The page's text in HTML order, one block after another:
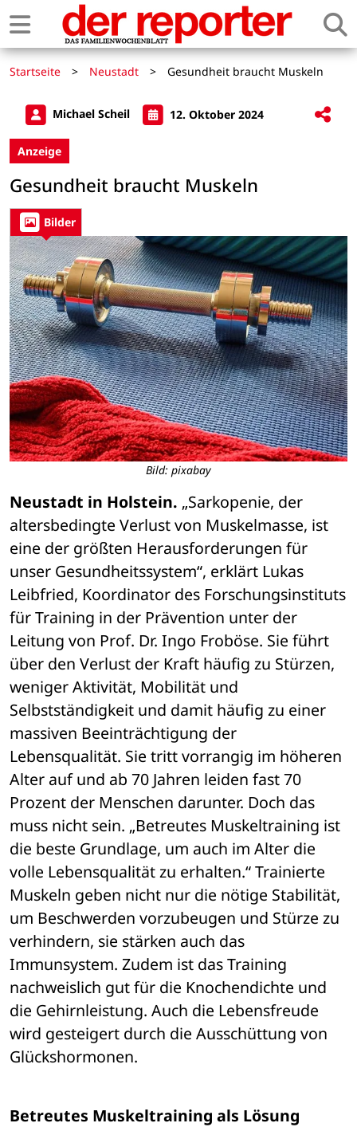
Startseite > Neustadt > Gesundheit braucht Muskeln
Michael Scheil 12. Oktober 2024
Anzeige
Gesundheit braucht Muskeln
Bilder
Bild: pixabay
Neustadt in Holstein. „Sarkopenie, der
altersbedingte Verlust von Muskelmasse, ist
eine der größten Herausforderungen für
unser Gesundheitssystem“, erklärt Lukas
Leibfried, Koordinator des Forschungsinstituts
für Training in der Prävention unter der
Leitung von Prof. Dr. Ingo Froböse. Sie führt
über den Verlust der Kraft häufig zu Stürzen,
weniger Aktivität, Mobilität und
Selbstständigkeit und damit häufig zu einer
massiven Beeinträchtigung der
Lebensqualität. Sie tritt vorrangig im höheren
Alter auf und ab 70 Jahren leiden fast 70
Prozent der Menschen darunter. Doch das
muss nicht sein. „Betreutes Muskeltraining ist
die beste Grundlage, um auch im Alter die
volle Lebensqualität zu erhalten.“ Trainierte
Muskeln geben nicht nur die nötige Stabilität,
um Beschwerden vorzubeugen und Stürze zu
verhindern, sie stärken auch das
Immunsystem. Zudem ist das Training
nachweislich gut für die Knochendichte und
die Gehirnleistung. Auch die Lebensfreude
wird gesteigert durch die Ausschüttung von
Glückshormonen.
Betreutes Muskeltraining als Lösung